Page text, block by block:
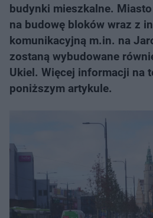
budynki mieszkalne.
na budowę bloków wraz z
komunikacyjną m.in. na
zostaną wybudowane
Ukiel. Więcej informacji na
poniższym artykule.